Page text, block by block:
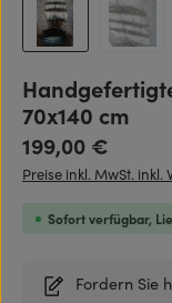
70x140 cm
Regulärer Preis:
199,00 €
Preise inkl. MwSt. inkl.
Sofort verfügbar,
Fordern Sie